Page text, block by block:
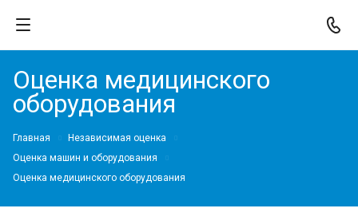
Оценка медицинского
оборудования
Главная
Независимая оценка
Оценка машин и оборудования
Оценка медицинского оборудования